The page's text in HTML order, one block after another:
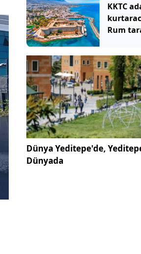
KKTC
Rum
reddetti
Dünya Yeditepe'de,
Dünyada